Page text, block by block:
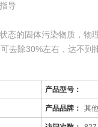
导
态的固体污染物质，物
去除30%左右，达不到
溶解状态的有机污染物
物、氮和磷
产品型号：
产品品牌： 其